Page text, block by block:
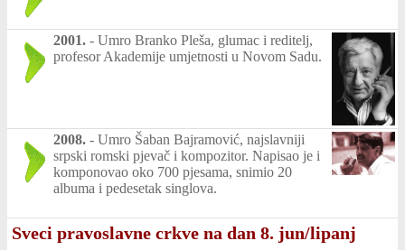
2001. - Umro Branko Pleša, glumac i reditelj,
profesor Akademije umjetnosti u Novom Sadu.
2008. - Umro Šaban Bajramović, najslavniji
srpski romski pjevač i kompozitor. Napisao je i
komponovao oko 700 pjesama, snimio 20
albuma i pedesetak singlova.
Sveci pravoslavne crkve na dan 8. jun/lipanj